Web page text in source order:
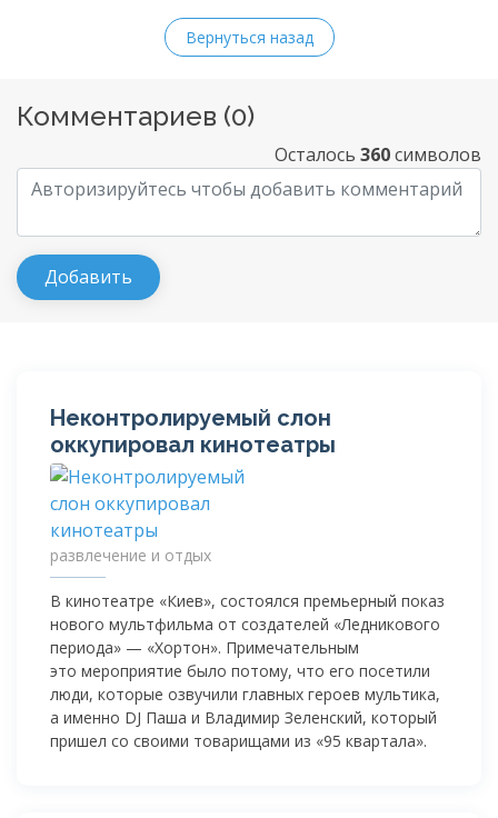
Вернуться назад
Комментариев (0)
Осталось 360символов
Неконтролируемый слон
оккупировал кинотеатры
развлечение и отдых
В кинотеатре «Киев», состоялся премьерный показ
нового мультфильма от создателей «Ледникового
периода» — «Хортон». Примечательным
это мероприятие было потому, что его посетили
люди, которые озвучили главных героев мультика,
а именно DJ Паша и Владимир Зеленский, который
пришел со своими товарищами из «95 квартала».